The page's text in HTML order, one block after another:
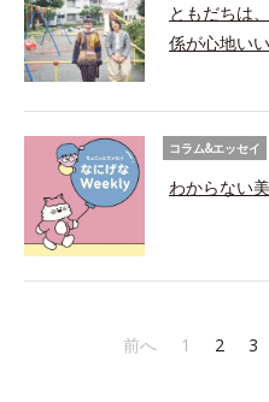
ともだちは
係が心地いい
コラム&エッセイ
わからない
前へ 1 2 3